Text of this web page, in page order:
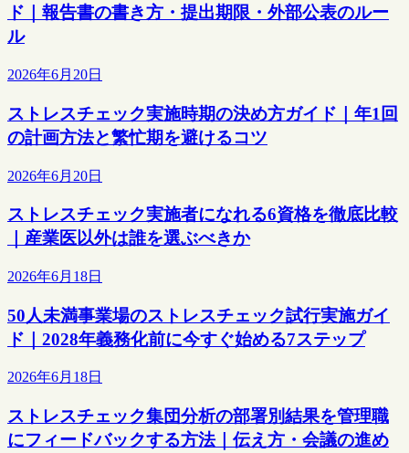
ド｜報告書の書き方・提出期限・外部公表のルー
ル
2026年6月20日
ストレスチェック実施時期の決め方ガイド｜年1回
の計画方法と繁忙期を避けるコツ
2026年6月20日
ストレスチェック実施者になれる6資格を徹底比較
｜産業医以外は誰を選ぶべきか
2026年6月18日
50人未満事業場のストレスチェック試行実施ガイ
ド｜2028年義務化前に今すぐ始める7ステップ
2026年6月18日
ストレスチェック集団分析の部署別結果を管理職
にフィードバックする方法｜伝え方・会議の進め